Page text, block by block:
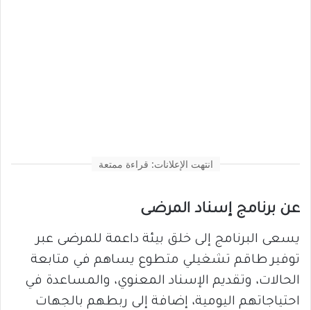
انتهت الإعلانات: قراءة ممتعة
عن برنامج إسناد المرضى
يسعى البرنامج إلى خلق بيئة داعمة للمرضى عبر
توفير طاقم تشغيلي متطوع يساهم في متابعة
الحالات، وتقديم الإسناد المعنوي، والمساعدة في
احتياجاتهم اليومية، إضافة إلى ربطهم بالجهات